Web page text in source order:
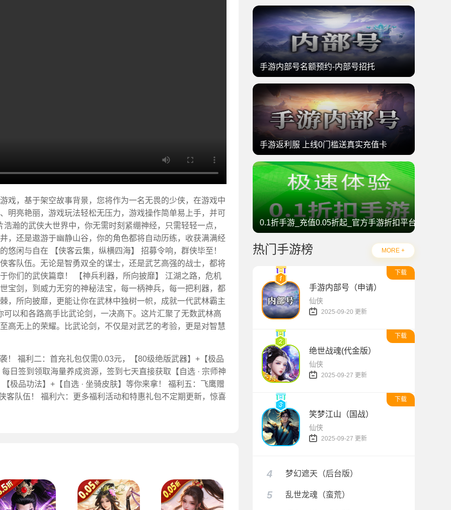
戏，基于架空故事背景，您将作为一名无畏的少侠，在游戏中
明亮艳丽，游戏玩法轻松无压力，游戏操作简单易上手，并可
瀚的武侠大世界中，你无需时刻紧绷神经，只需轻轻一点，
，还是遨游于幽静山谷，你的角色都将自动历练，收获满满经
悠闲与自在 【侠客云集，纵横四海】 招募令响，群侠毕至！
客队伍。无论是智勇双全的谋士，还是武艺高强的战士，都将
你们的武侠篇章！ 【神兵利器，所向披靡】 江湖之路，危机
宝剑，到威力无穷的神秘法宝，每一柄神兵，每一把利器，都
，所向披靡，更能让你在武林中独树一帜，成就一代武林霸主
以和各路高手比武论剑，一决高下。这片汇聚了无数武林高
高无上的荣耀。比武论剑，不仅是对武艺的考验，更是对智慧
！ 福利二：首充礼包仅需0.03元，【80级绝版武器】+【极品
日签到领取海量养成资源，签到七天直接获取【自选 · 宗师神
极品功法】+【自选 · 坐骑皮肤】等你来拿！ 福利五：飞鹰赠
客队伍！ 福利六：更多福利活动和特惠礼包不定期更新，惊喜
手游内部号名额预约-内部号招托
手游返利服 上线0门槛送真实充值卡
0.1折手游_充值0.05折起_官方手游折扣平台
热门手游榜 MORE +
下载
手游内部号（申请）
仙侠
2025-09-20 更新
下载
绝世战魂(代金版）
仙侠
2025-09-27 更新
下载
笑梦江山（国战）
仙侠
2025-09-27 更新
4 梦幻遮天（后台版）
5 乱世龙魂（蛮荒）